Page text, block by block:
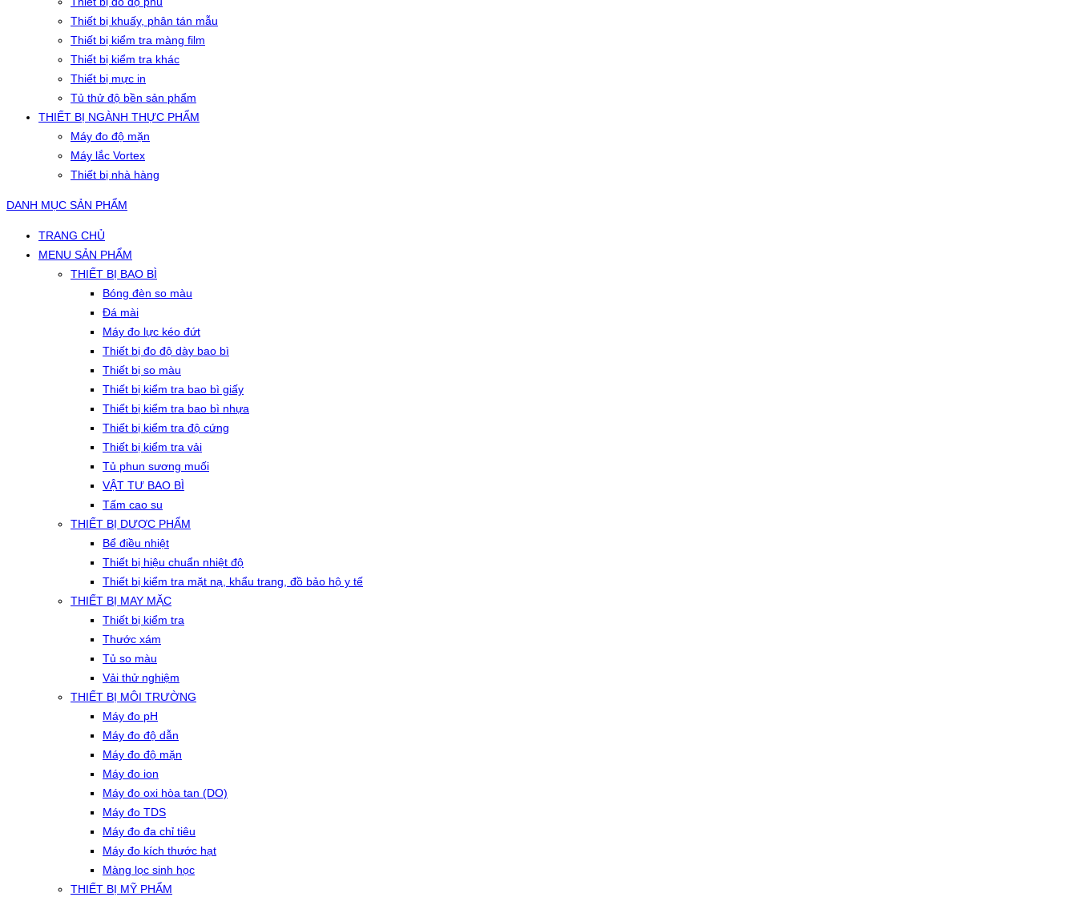
Thiết bị khuấy, phân tán mẫu
Thiết bị kiểm tra màng film
Thiết bị kiểm tra khác
Thiết bị mực in
Tủ thử độ bền sản phẩm
THIẾT BỊ NGÀNH THỰC PHẨM
Máy đo độ mặn
Máy lắc Vortex
Thiết bị nhà hàng
DANH MỤC SẢN PHẨM
TRANG CHỦ
MENU SẢN PHẨM
THIẾT BỊ BAO BÌ
Bóng đèn so màu
Đá mài
Máy đo lực kéo đứt
Thiết bị đo độ dày bao bì
Thiết bị so màu
Thiết bị kiểm tra bao bì giấy
Thiết bị kiểm tra bao bì nhựa
Thiết bị kiểm tra độ cứng
Thiết bị kiểm tra vải
Tủ phun sương muối
VẬT TƯ BAO BÌ
Tấm cao su
THIẾT BỊ DƯỢC PHẨM
Bể điều nhiệt
Thiết bị hiệu chuẩn nhiệt độ
Thiết bị kiểm tra mặt nạ, khẩu trang, đồ bảo hộ y tế
THIẾT BỊ MAY MẶC
Thiết bị kiểm tra
Thước xám
Tủ so màu
Vải thử nghiệm
THIẾT BỊ MÔI TRƯỜNG
Máy đo pH
Máy đo độ dẫn
Máy đo độ mặn
Máy đo ion
Máy đo oxi hòa tan (DO)
Máy đo TDS
Máy đo đa chỉ tiêu
Máy đo kích thước hạt
Màng lọc sinh học
THIẾT BỊ MỸ PHẨM